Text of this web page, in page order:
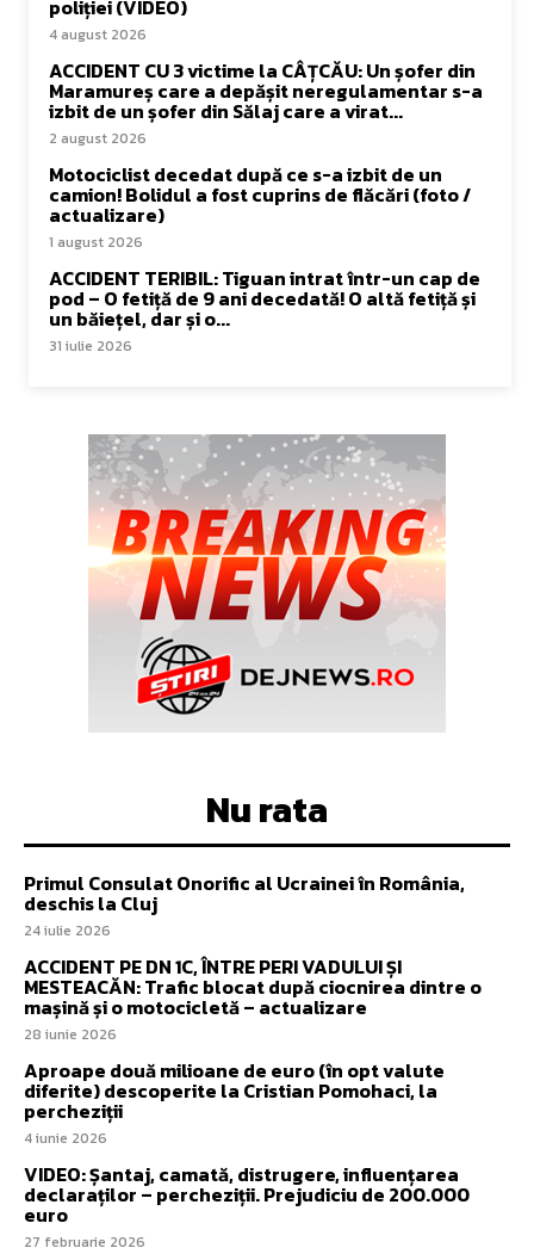
poliției (VIDEO)
4 august 2026
ACCIDENT CU 3 victime la CÂȚCĂU: Un șofer din
Maramureș care a depășit neregulamentar s-a
izbit de un șofer din Sălaj care a virat...
2 august 2026
Motociclist decedat după ce s-a izbit de un
camion! Bolidul a fost cuprins de flăcări (foto /
actualizare)
1 august 2026
ACCIDENT TERIBIL: Tiguan intrat într-un cap de
pod – O fetiță de 9 ani decedată! O altă fetiță și
un băiețel, dar și o...
31 iulie 2026
Nu rata
Primul Consulat Onorific al Ucrainei în România,
deschis la Cluj
24 iulie 2026
ACCIDENT PE DN 1C, ÎNTRE PERI VADULUI ȘI
MESTEACĂN: Trafic blocat după ciocnirea dintre o
mașină și o motocicletă – actualizare
28 iunie 2026
Aproape două milioane de euro (în opt valute
diferite) descoperite la Cristian Pomohaci, la
percheziții
4 iunie 2026
VIDEO: Șantaj, camată, distrugere, influențarea
declaraților – percheziții. Prejudiciu de 200.000
euro
27 februarie 2026